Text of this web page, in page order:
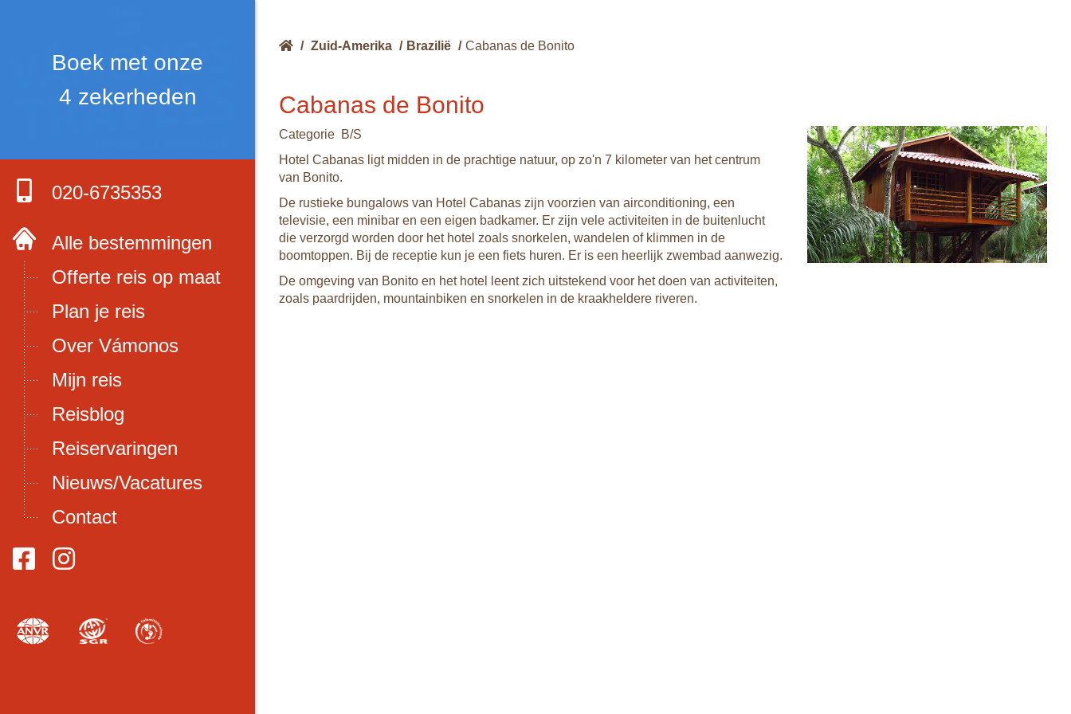
Boek met onze
4 zekerheden
020-6735353
Alle bestemmingen
Offerte reis op maat
Plan je reis
Over Vámonos
Mijn reis
Reisblog
Reiservaringen
Nieuws/Vacatures
Contact
/ Zuid-Amerika / Brazilië / Cabanas de Bonito
Cabanas de Bonito
Categorie B/S
Hotel Cabanas ligt midden in de prachtige natuur, op zo'n 7 kilometer van het centrum
van Bonito.
De rustieke bungalows van Hotel Cabanas zijn voorzien van airconditioning, een
televisie, een minibar en een eigen badkamer. Er zijn vele activiteiten in de buitenlucht
die verzorgd worden door het hotel zoals snorkelen, wandelen of klimmen in de
boomtoppen. Bij de receptie kun je een fiets huren. Er is een heerlijk zwembad aanwezig.
De omgeving van Bonito en het hotel leent zich uitstekend voor het doen van activiteiten,
zoals paardrijden, mountainbiken en snorkelen in de kraakheldere riveren.